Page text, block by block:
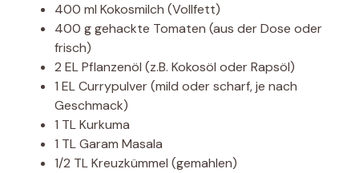
400 ml Kokosmilch (Vollfett)
400 g gehackte Tomaten (aus der Dose oder
frisch)
2 EL Pflanzenöl (z.B. Kokosöl oder Rapsöl)
1 EL Currypulver (mild oder scharf, je nach
Geschmack)
1 TL Kurkuma
1 TL Garam Masala
1/2 TL Kreuzkümmel (gemahlen)